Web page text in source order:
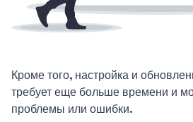
Кроме того, настройка и
требует еще больше времени и
проблемы или ошибки.